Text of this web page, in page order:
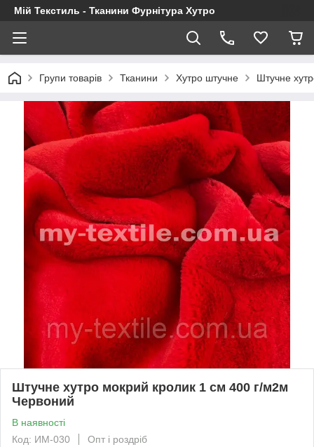
Мій Текстиль - Тканини Фурнітура Хутро
Групи товарів Тканини Хутро штучне Штучне
Штучне хутро мокрий кролик 1 см 400 г/м2м
Червоний
В наявності
Код: ИМ-030
Опт і роздріб